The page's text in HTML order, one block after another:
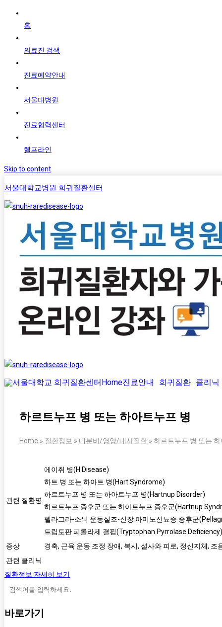
홈
의료진 검색
진료예약안내
서울대병원
진료협력센터
헬프라인
Skip to content
서울대학교병원 희귀질환센터
Home진료안내 희귀질환 클리닉
하르트누프 병 또는 하아트누프 병
Home » 질환정보 » 내분비/영양/대사질환 » 하르트누프 병 또는
관련 질환명
에이취 병(H Disease)
하트 병 또는 하아트 병(Hart Syndrome)
하르트누프 병 또는 하아트누프 병(Hartnup Disorder)
하르트누프 증후군 또는 하아트누프 증후군(Hartnup
펠라그라-소뇌 운동실조-신장 아미노산뇨증 증후군
트립토판 피롤라제 결핍(Tryptophan Pyrrolase Deficiency)
증상
경축, 근육 운동 조정 장애, 복시, 설사와 피로, 정신지체,
관련 클리닉
질환정보 자세히 보기
바로가기